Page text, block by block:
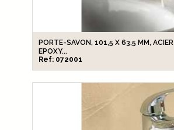
PORTE-SAVON, 101,5 X 63,5 MM, ACIER
EPOXY...
Ref: 072001